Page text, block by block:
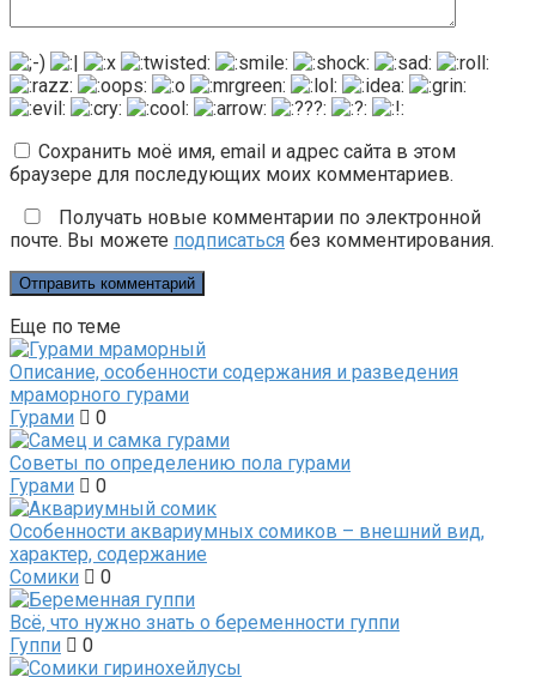
Сохранить моё имя, email и адрес сайта в этом
браузере для последующих моих комментариев.
Получать новые комментарии по электронной
почте. Вы можете подписаться без комментирования.
Еще по теме
Описание, особенности содержания и разведения
мраморного гурами
Гурами
0
Советы по определению пола гурами
Гурами
0
Особенности аквариумных сомиков – внешний вид,
характер, содержание
Сомики
0
Всё, что нужно знать о беременности гуппи
Гуппи
0